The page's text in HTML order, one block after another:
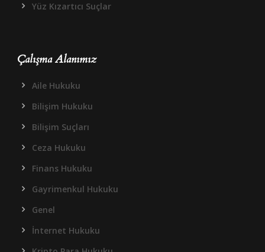
Yüz Kızartıcı Suçlar
Çalışma Alanımız
Aile Hukuku
Bilişim Hukuku
Bilişim Suçları
Ceza Hukuku
Finans Hukuku
Gayrimenkul Hukuku
Genel
İnternet Hukuku